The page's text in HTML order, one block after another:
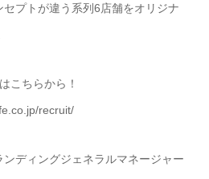
プトが違う系列6店舗をオリジナ
こちらから！
recruit/
ディングジェネラルマネージャー